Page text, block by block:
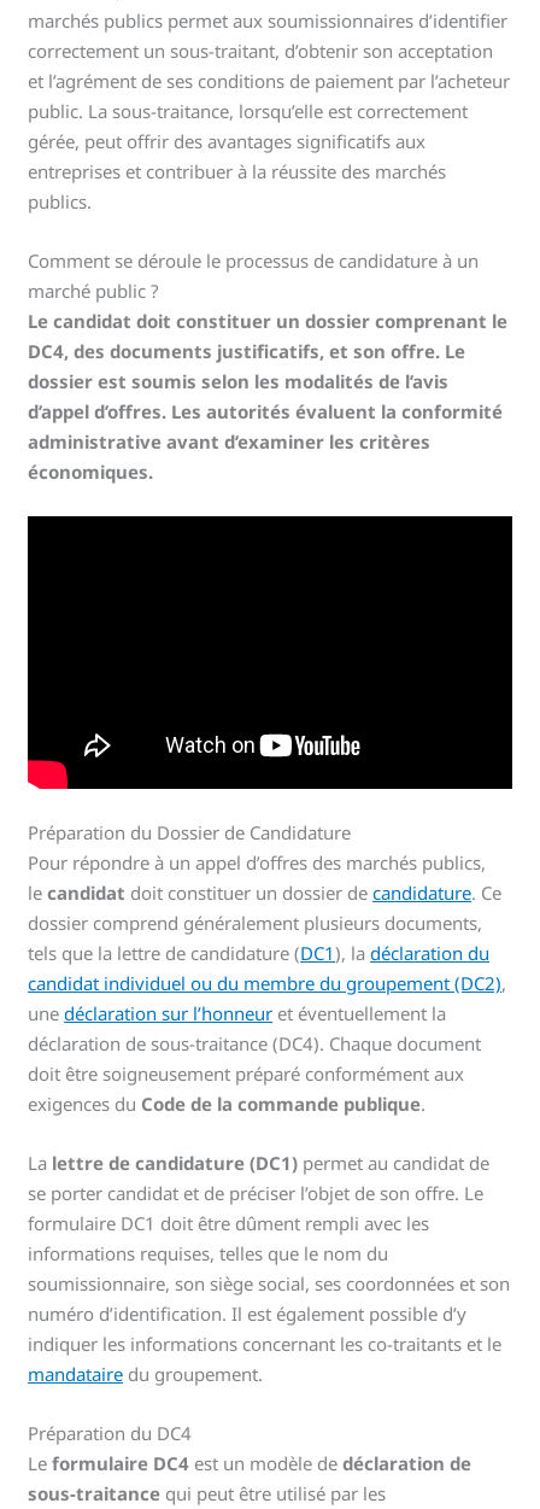
marchés publics permet aux soumissionnaires d’identifier
correctement un sous-traitant, d’obtenir son acceptation
et l’agrément de ses conditions de paiement par l’acheteur
public. La sous-traitance, lorsqu’elle est correctement
gérée, peut offrir des avantages significatifs aux
entreprises et contribuer à la réussite des marchés
publics.
Comment se déroule le processus de candidature à un
marché public ?
Le candidat doit constituer un dossier comprenant le
DC4, des documents justificatifs, et son offre. Le
dossier est soumis selon les modalités de l’avis
d’appel d’offres. Les autorités évaluent la conformité
administrative avant d’examiner les critères
économiques.
Préparation du Dossier de Candidature
Pour répondre à un appel d’offres des marchés publics,
lecandidat doit constituer un dossier decandidature. Ce
dossier comprend généralement plusieurs documents,
tels que la lettre de candidature (DC1), ladéclaration du
candidat individuel ou du membre du groupement (DC2),
unedéclaration sur l’honneur et éventuellement la
déclaration de sous-traitance (DC4). Chaque document
doit être soigneusement préparé conformément aux
exigences du Code de la commande publique.
La lettre de candidature (DC1) permet au candidat de
se porter candidat et de préciser l’objet de son offre. Le
formulaire DC1 doit être dûment rempli avec les
informations requises, telles que le nom du
soumissionnaire, son siège social, ses coordonnées et son
numéro d’identification. Il est également possible d’y
indiquer les informations concernant les co-traitants et le
mandataire du groupement.
Préparation du DC4
Leformulaire DC4 est un modèle dedéclaration de
sous-traitance qui peut être utilisé par les